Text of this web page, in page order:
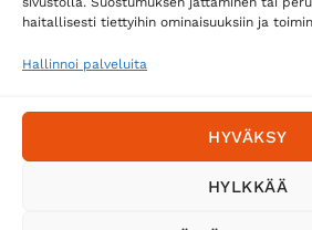
haitallisesti tiettyihin ominaisuuksiin ja
Hallinnoi palveluita
HYVÄKSY
HYLKKÄÄ
Posti
Matkahuolto
Tilaa uutiskirje ja saat